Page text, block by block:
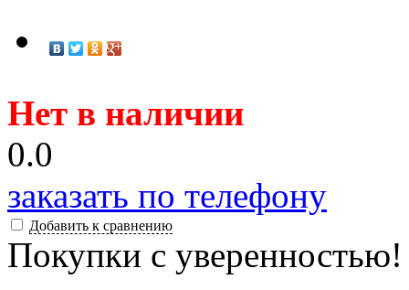
Нет в наличии
0.0
заказать по телефону
Добавить к сравнению
Покупки с уверенностью!